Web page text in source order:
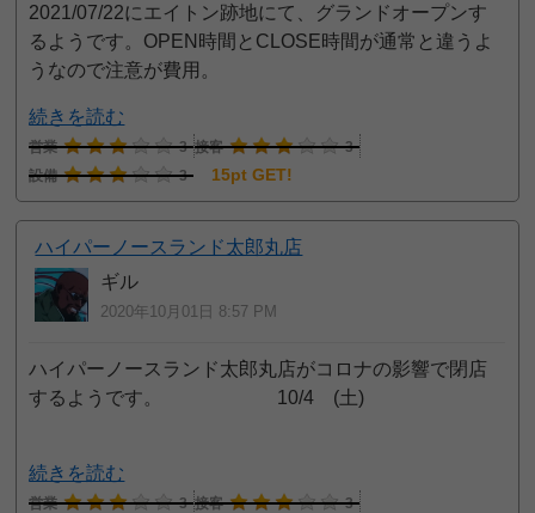
2021/07/22にエイトン跡地にて、グランドオープンす
るようです。OPEN時間とCLOSE時間が通常と違うよ
うなので注意が費用。
続きを読む
営業 3 接客
3
設備
3 15pt GET!
ハイパーノースランド太郎丸店
ギル
2020年10月01日 8:57 PM
ハイパーノースランド太郎丸店がコロナの影響で閉店
するようです。 10/4 (土)
続きを読む
営業 3 接客
3